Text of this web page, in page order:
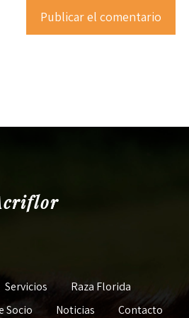
Servicios
Raza Florida
Socio Noticias Contacto